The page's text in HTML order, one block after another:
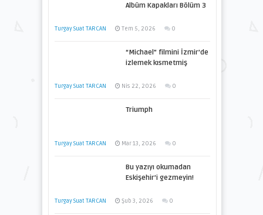
Albüm Kapakları Bölüm 3
Turgay Suat TARCAN Tem 5, 2026 0
“Michael” filmini İzmir’de
izlemek kısmetmiş
Turgay Suat TARCAN Nis 22, 2026 0
Triumph
Turgay Suat TARCAN Mar 13, 2026 0
Bu yazıyı okumadan
Eskişehir’i gezmeyin!
Turgay Suat TARCAN Şub 3, 2026 0